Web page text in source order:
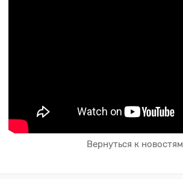
Вернуться к новостям